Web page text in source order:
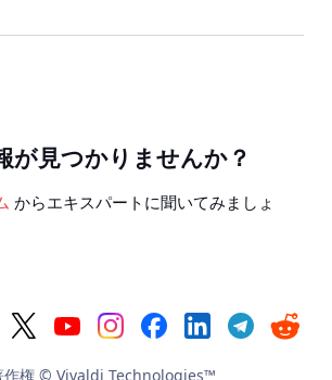
が見つかりませんか？
からエキスパートに聞いてみましょ
作権 © Vivaldi Technologies™